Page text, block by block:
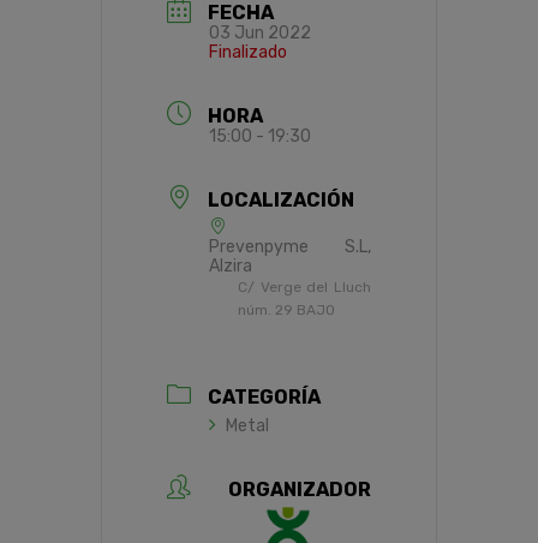
FECHA
03 Jun 2022
Finalizado
HORA
15:00 - 19:30
LOCALIZACIÓN
Prevenpyme S.L,
Alzira
C/ Verge del Lluch
núm. 29 BAJO
CATEGORÍA
Metal
ORGANIZADOR